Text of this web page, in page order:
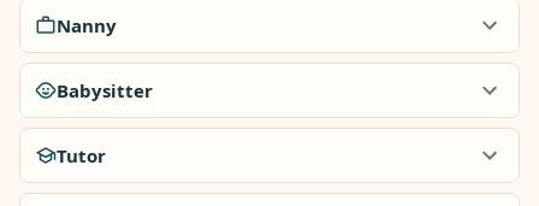
Nanny
Babysitter
Tutor